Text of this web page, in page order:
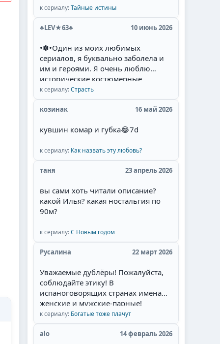
к сериалу:Тайные истины
♣LEV★63♣ 10 июнь 2026
•✽•Один из моих любимых
сериалов, я буквально заболела и
им и героями. Я очень люблю
исторические костюмерные
сериалы, а если там увлекательный
сюжет, есть необычная интрига,
красивые талантливые
Себастьян Рульи, Уильям Леви) и
наслаждение смотреть такой
сериал. Мне там нравится всё:
захватывающий сюжет, съёмки в
талантливая игра актёров, полное
соответствие эпохе, великолепные
наряды актёров и конечно
сериалах- ненависть
перерастающая в бешеную страсть
и любовь героев.Начиная уже с
сложилась мысль, что это
экранизация одного из дамских
любовных романов, которые я
когда читала запоем и которые
мечтала увидеть на экране.
Привлек сам образ главного героя -
пират.Отдельный респект за
к сериалу:Страсть
козинак 16 май 2026
кувшин комар и губка😂7d
к сериалу: Как назвать эту любовь?
таня 23 апрель 2026
вы сами хоть читали описание?
какой Илья? какая ностальгия по
90м?
к сериалу:С Новым годом
Русалина 22 март 2026
Уважаемые дублёры! Пожалуйста,
соблюдайте этику! В
испаноговорящих странах имена
женские и мужские-парные!
Алехандра и Алехандро, например.
Неужели так сложно запомнить. Не
валите всё в одну кучу! Сантьяга -
к сериалу: Богатые тоже плачут
alo 14 февраль 2026